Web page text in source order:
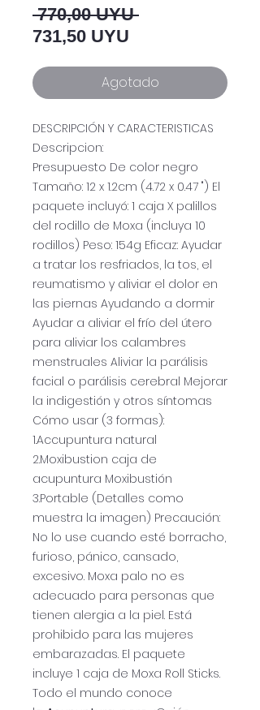
770,00 UYU Precio
731,50 UYU
Agotado
DESCRIPCIÓN Y CARACTERISTICAS
Descripcion:
Presupuesto De color negro
Tamaño: 12 x 1.2cm (4.72 x 0.47 ") El
paquete incluyó: 1 caja X palillos
del rodillo de Moxa (incluya 10
rodillos) Peso: 154g Eficaz: Ayudar
a tratar los resfriados, la tos, el
reumatismo y aliviar el dolor en
las piernas Ayudando a dormir
Ayudar a aliviar el frío del útero
para aliviar los calambres
menstruales Aliviar la parálisis
facial o parálisis cerebral Mejorar
la indigestión y otros síntomas
Cómo usar (3 formas):
1.Accupuntura natural
2.Moxibustion caja de
acupuntura Moxibustión
3.Portable (Detalles como
muestra la imagen) Precaución:
No lo use cuando esté borracho,
furioso, pánico, cansado,
excesivo. Moxa palo no es
adecuado para personas que
tienen alergia a la piel. Está
prohibido para las mujeres
embarazadas. El paquete
incluye 1 caja de Moxa Roll Sticks.
Todo el mundo conoce